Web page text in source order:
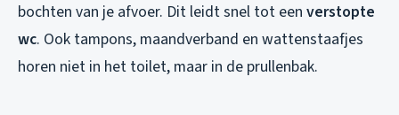
bochten van je afvoer. Dit leidt snel tot een verstopte
wc. Ook tampons, maandverband en wattenstaafjes
horen niet in het toilet, maar in de prullenbak.